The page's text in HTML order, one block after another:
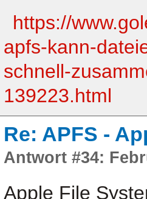
https://
apfs-kann-
schnell-
139223.html
Re: APFS -
Antwort #34:
Apple File